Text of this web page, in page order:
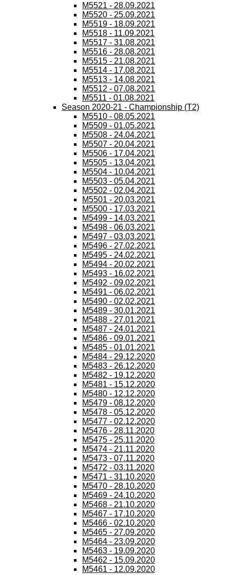
M5521 - 28.09.2021
M5520 - 25.09.2021
M5519 - 18.09.2021
M5518 - 11.09.2021
M5517 - 31.08.2021
M5516 - 28.08.2021
M5515 - 21.08.2021
M5514 - 17.08.2021
M5513 - 14.08.2021
M5512 - 07.08.2021
M5511 - 01.08.2021
Season 2020-21 - Championship (T2)
M5510 - 08.05.2021
M5509 - 01.05.2021
M5508 - 24.04.2021
M5507 - 20.04.2021
M5506 - 17.04.2021
M5505 - 13.04.2021
M5504 - 10.04.2021
M5503 - 05.04.2021
M5502 - 02.04.2021
M5501 - 20.03.2021
M5500 - 17.03.2021
M5499 - 14.03.2021
M5498 - 06.03.2021
M5497 - 03.03.2021
M5496 - 27.02.2021
M5495 - 24.02.2021
M5494 - 20.02.2021
M5493 - 16.02.2021
M5492 - 09.02.2021
M5491 - 06.02.2021
M5490 - 02.02.2021
M5489 - 30.01.2021
M5488 - 27.01.2021
M5487 - 24.01.2021
M5486 - 09.01.2021
M5485 - 01.01.2021
M5484 - 29.12.2020
M5483 - 26.12.2020
M5482 - 19.12.2020
M5481 - 15.12.2020
M5480 - 12.12.2020
M5479 - 08.12.2020
M5478 - 05.12.2020
M5477 - 02.12.2020
M5476 - 28.11.2020
M5475 - 25.11.2020
M5474 - 21.11.2020
M5473 - 07.11.2020
M5472 - 03.11.2020
M5471 - 31.10.2020
M5470 - 28.10.2020
M5469 - 24.10.2020
M5468 - 21.10.2020
M5467 - 17.10.2020
M5466 - 02.10.2020
M5465 - 27.09.2020
M5464 - 23.09.2020
M5463 - 19.09.2020
M5462 - 15.09.2020
M5461 - 12.09.2020